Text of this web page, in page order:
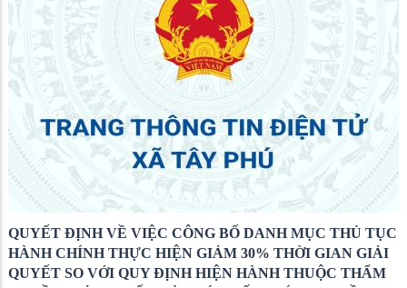
QUYẾT ĐỊNH VỀ VIỆC CÔNG BỐ DANH MỤC THỦ TỤC
HÀNH CHÍNH THỰC HIỆN GIẢM 30% THỜI GIAN GIẢI
QUYẾT SO VỚI QUY ĐỊNH HIỆN HÀNH THUỘC THẨM